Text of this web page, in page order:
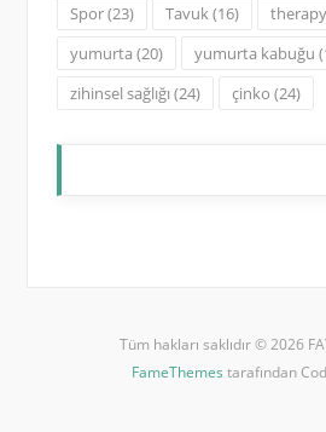
Spor(23) Tavuk (16) therapy
yumurta (20) yumurta kabuğu
zihinsel sağlığı (24) çinko (24)
Tüm hakları saklıdır © 2026
FameThemes tarafından